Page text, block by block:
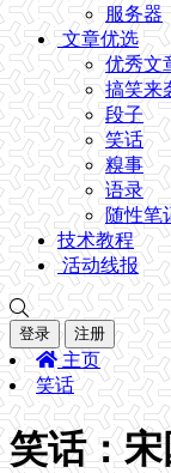
服务器
文章优选
优秀文
搞笑来
段子
笑话
糗事
语录
随性笔
技术教程
活动线报
登录 注册
主页
笑话
笑话：